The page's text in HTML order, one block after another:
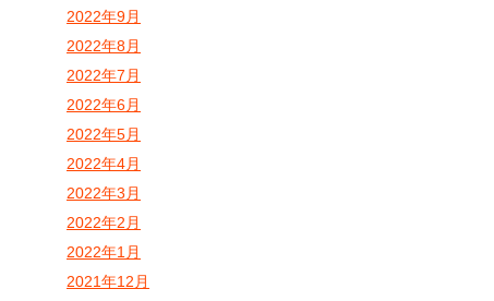
2022年9月
2022年8月
2022年7月
2022年6月
2022年5月
2022年4月
2022年3月
2022年2月
2022年1月
2021年12月